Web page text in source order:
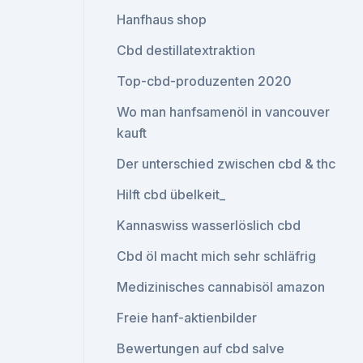
Hanfhaus shop
Cbd destillatextraktion
Top-cbd-produzenten 2020
Wo man hanfsamenöl in vancouver
kauft
Der unterschied zwischen cbd & thc
Hilft cbd übelkeit_
Kannaswiss wasserlöslich cbd
Cbd öl macht mich sehr schläfrig
Medizinisches cannabisöl amazon
Freie hanf-aktienbilder
Bewertungen auf cbd salve